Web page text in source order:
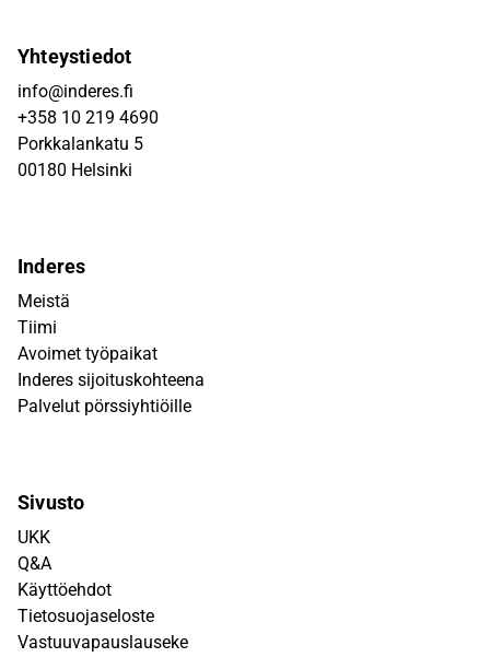
Yhteystiedot
info@inderes.fi
+358 10 219 4690
Porkkalankatu 5
00180 Helsinki
Inderes
Meistä
Tiimi
Avoimet työpaikat
Inderes sijoituskohteena
Palvelut pörssiyhtiöille
Sivusto
UKK
Q&A
Käyttöehdot
Tietosuojaseloste
Vastuuvapauslauseke